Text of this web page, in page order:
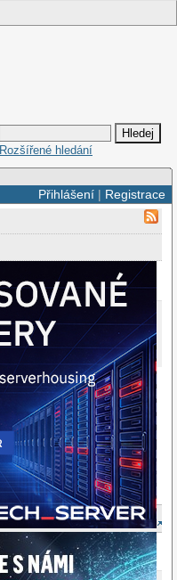
Rozšířené hledání
Přihlášení| Registrace